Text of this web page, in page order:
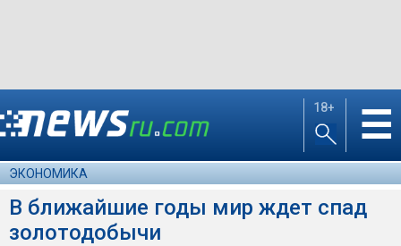
18+ ☰
ЭКОНОМИКА
В ближайшие годы мир ждет спад
золотодобычи